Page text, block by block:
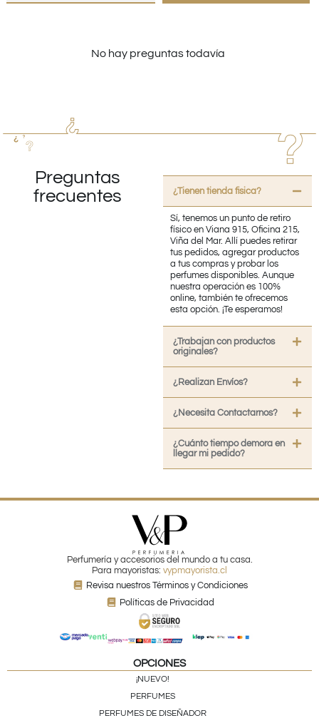
No hay preguntas todavía
Preguntas
frecuentes
¿Tienen tienda fisica?
Sí, tenemos un punto de retiro
físico en Viana 915, Oficina 215,
Viña del Mar. Allí puedes retirar
tus pedidos, agregar productos
a tus compras y probar los
perfumes disponibles. Aunque
nuestra operación es 100%
online, también te ofrecemos
esta opción. ¡Te esperamos!
¿Trabajan con productos
originales?
¿Realizan Envíos?
¿Necesita Contactarnos?
¿Cuánto tiempo demora en
llegar mi pedido?
Perfumería y accesorios del mundo a tu casa.
Para mayoristas: vypmayorista.cl
Revisa nuestros Términos y Condiciones
Políticas de Privacidad
OPCIONES
¡NUEVO!
PERFUMES
PERFUMES DE DISEÑADOR